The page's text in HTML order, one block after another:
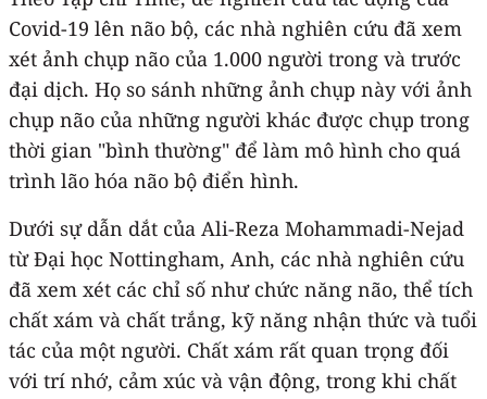
Covid-19 lên não bộ, các nhà nghiên cứu đã xem
xét ảnh chụp não của 1.000 người trong và trước
đại dịch. Họ so sánh những ảnh chụp này với ảnh
chụp não của những người khác được chụp trong
thời gian "bình thường" để làm mô hình cho quá
trình lão hóa não bộ điển hình.
Dưới sự dẫn dắt của Ali-Reza Mohammadi-Nejad
từ Đại học Nottingham, Anh, các nhà nghiên cứu
đã xem xét các chỉ số như chức năng não, thể tích
chất xám và chất trắng, kỹ năng nhận thức và tuổi
tác của một người. Chất xám rất quan trọng đối
với trí nhớ, cảm xúc và vận động, trong khi chất